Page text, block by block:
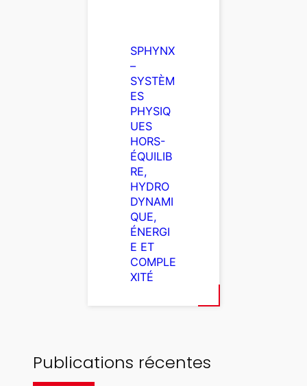
SPHYNX
–
SYSTÈM
ES
PHYSIQ
UES
HORS-
ÉQUILIB
RE,
HYDRO
DYNAMI
QUE,
ÉNERGI
E ET
COMPLE
XITÉ
Publications récentes